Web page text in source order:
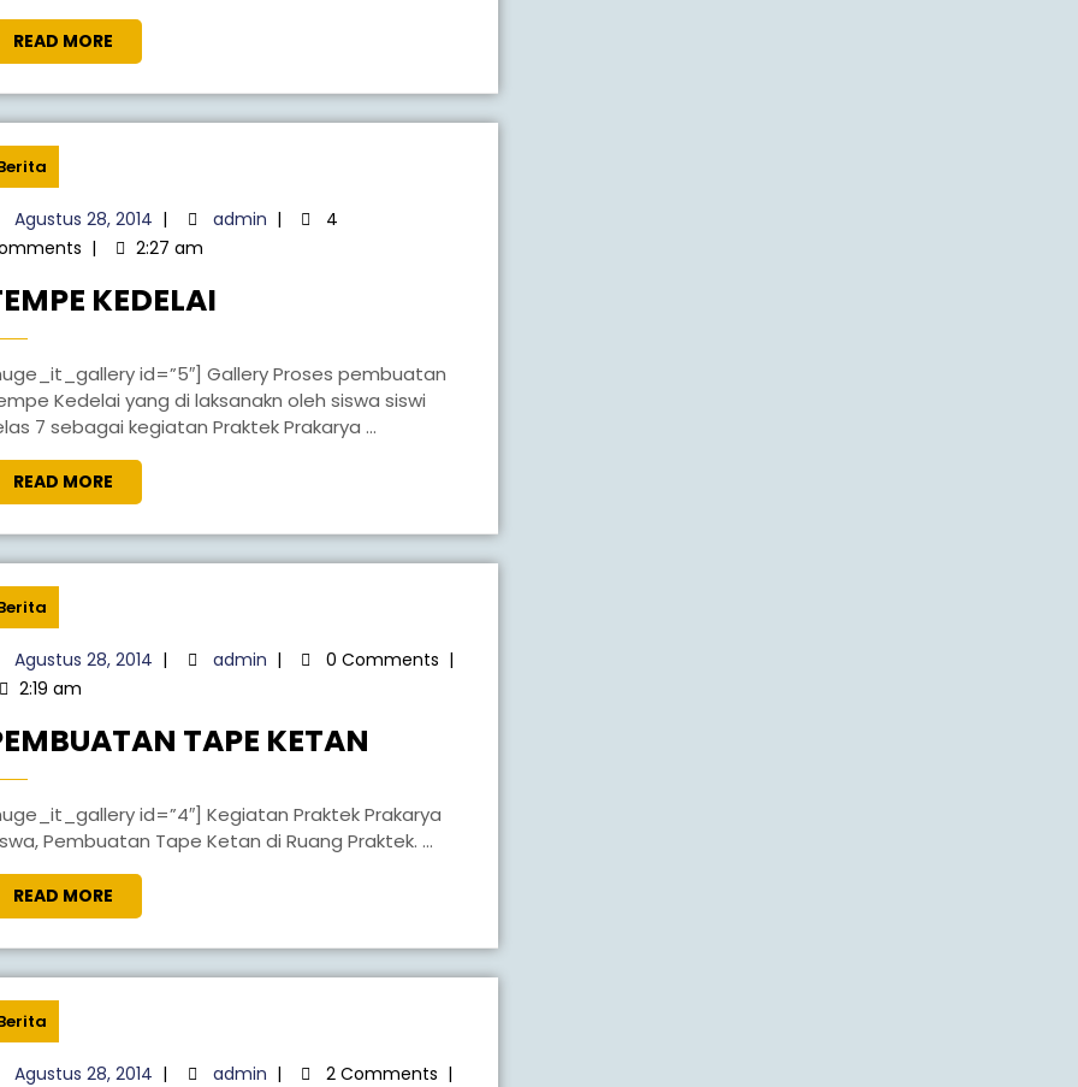
READ MORE
Agustus 28, 2014 | admin |
4
| 2:27 am
KEDELAI
Kedelai yang di laksanakn oleh siswa siswi
7 sebagai kegiatan Praktek Prakarya ...
READ MORE
Agustus 28, 2014 | admin | 0 Comments |
2:19 am
TAPE KETAN
Pembuatan Tape Ketan di Ruang Praktek. ...
READ MORE
Agustus 28, 2014 | admin | 2 Comments |